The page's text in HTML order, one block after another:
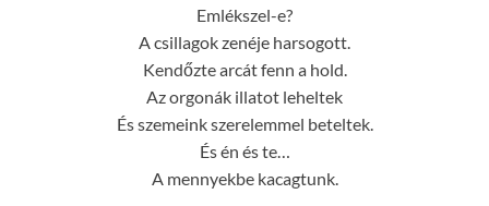
Emlékszel-e?
A csillagok zenéje harsogott.
Kendőzte arcát fenn a hold.
Az orgonák illatot leheltek
És szemeink szerelemmel beteltek.
És én és te…
A mennyekbe kacagtunk.